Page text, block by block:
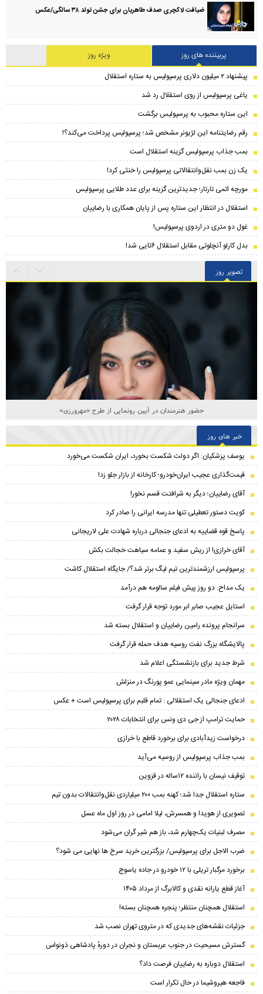
ضیافت لاکچری صدف طاهریان برای جشن تولد ۳۸ سالگی‌/عکس
پربیننده های روز
ویژه روز
پیشنهاد ۲ میلیون دلاری پرسپولیس به ستاره استقلال
یاغی پرسپولیس از روی استقلال رد شد
این ستاره محبوب به پرسپولیس برگشت
رقم رضایتنامه این لژیونر مشخص شد؛ پرسپولیس پرداخت می‌کند؟!
بمب جذاب پرسپولیس گزینه استقلال است
یک زن بمب نقل‌وانتقالاتی پرسپولیس را خنثی کرد!
مورچه اتمی تارتار؛ جدیدترین گزینه برای عدد طلایی پرسپولیس
استقلال در انتظار این ستاره پس از پایان همکاری با رضاییان
غول دو متری در اردوی پرسپولیس!
بدل کارلو آنچلوتی مقابل استقلال ۶تایی شد!
تصویر روز
حضور هنرمندان در آیین رونمایی از طرح «مهرورزی»
خبر های روز
یوسف پزشکیان: اگر دولت شکست بخورد، ایران شکست می‌خورد
قیمت‌گذاری عجیب ایران‌خودرو؛ کارخانه از بازار جلو زد!
آقای رضاییان؛ دیگر به شرافتت قسم نخور!
کویت دستور تعطیلی تنها مدرسه ایرانی را صادر کرد
پاسخ قوه قضاییه به ادعای جنجالی درباره شهادت علی لاریجانی
آقای خرازی! از ریش سفید و عمامه سیاهت خجالت بکش
پرسپولیس ارزشمندترین تیم لیگ برتر شد؟/ جایگاه استقلال کاشت
یک مداح: دو روز پیش فیلم سالومه هم درآمد
استایل عجیب صابر ابر مورد توجه قرار گرفت
سرانجام پرونده رامین رضاییان و استقلال بسته شد
پالایشگاه بزرگ نفت روسیه هدف حمله قرار گرفت
شرط جدید برای بازنشستگی اعلام شد
مهمان ویژه مادر سینمایی عمو پورنگ در منزلش
ادعای جنجالی یک استقلالی : تمام قلبم برای پرسپولیس است + عکس
حمایت ترامپ از جی دی ونس برای انتخابات ۲۰۲۸
درخواست زیدآبادی برای برخورد قاطع با خرازی
بمب جذاب پرسپولیس از روسیه می‌آید
توقیف نیسان با راننده ۱۲ساله در قزوین
ستاره استقلال جدا شد؛ کهنه بمب ۲۰۰ میلیاردی نقل‌وانتقالات بدون تیم
تصویری از هویدا و همسرش، لیلا امامی در روز اول ماه عسل
مصرف لبنیات یک‌چهارم شد، باز هم شیر گران می‌شود
ضرب الاجل برای پرسپولیس/ بزرگترین خرید سرخ ها نهایی می شود؟
برخورد مرگبار تریلی با ۱۲ خودرو در جاده یاسوج
آغاز قطع یارانه نقدی و کالابرگ از مرداد ۱۴۰۵
استقلال همچنان منتظر؛ پنجره همچنان بسته!
جزئیات نقشه‌های جدیدی که در متروی تهران نصب شد
گسترش مسیحیت در جنوب عربستان و نجران در دورهٔ پادشاهی ذونواس
استقلال دوباره به رضاییان فرصت داد؟
فاجعه هیروشیما در حال تکرار است